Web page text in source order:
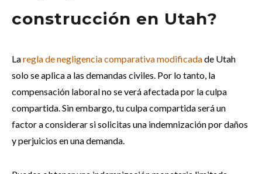
construcción en Utah?
Laregla de negligencia comparativa modificadade Utah
solo se aplica a las demandas civiles. Por lo tanto, la
compensación laboral no se verá afectada por la culpa
compartida. Sin embargo, tu culpa compartida será un
factor a considerar si solicitas una indemnización por daños
y perjuicios en una demanda.